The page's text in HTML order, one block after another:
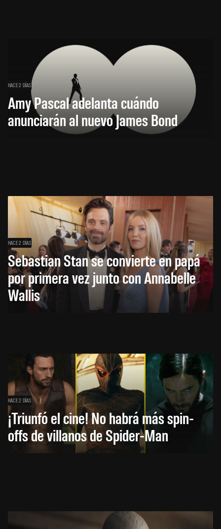
HACE 2 DÍAS
Amy Pascal adelanta cuándo
anunciarán al nuevo James Bond
HACE 2 DÍAS
Sebastian Stan se convierte en papá
por primera vez junto con Annabelle
Wallis
HACE 2 DÍAS
¡Triunfó el cine! No habrá más spin-
offs de villanos de Spider-Man